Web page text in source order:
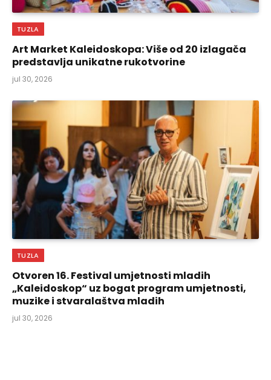
TUZLA
Art Market Kaleidoskopa: Više od 20 izlagača
predstavlja unikatne rukotvorine
jul 30, 2026
TUZLA
Otvoren 16. Festival umjetnosti mladih
„Kaleidoskop“ uz bogat program umjetnosti,
muzike i stvaralaštva mladih
jul 30, 2026